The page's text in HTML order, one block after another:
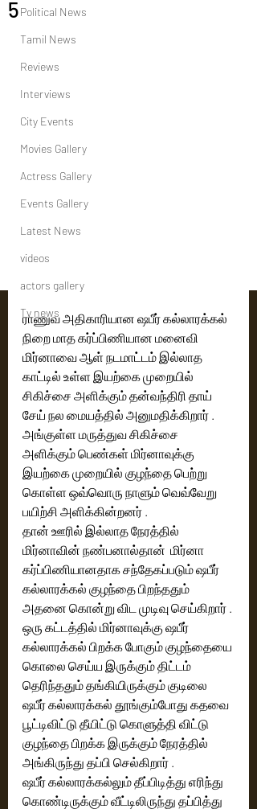
Political News
Tamil News
Reviews
Interviews
City Events
Movies Gallery
Actress Gallery
Events Gallery
Latest News
videos
actors gallery
Tv news
5
ராணுவ அதிகாரியான ஷபீர் கல்லாரக்கல்
நிறை மாத கர்ப்பிணியான மனைவி
மிர்னாவை ஆள் நடமாட்டம் இல்லாத
காட்டில் உள்ள இயற்கை முறையில்
சிகிச்சை அளிக்கும் தன்வந்திரி தாய்
சேய் நல மையத்தில் அனுமதிக்கிறார் .
அங்குள்ள மருத்துவ சிகிச்சை
அளிக்கும் பெண்கள் மிர்னாவுக்கு
இயற்கை முறையில் குழந்தை பெற்று
கொள்ள ஒவ்வொரு நாளும் வெவ்வேறு
பயிற்சி அளிக்கின்றனர் .
தான் ஊரில் இல்லாத நேரத்தில்
மிர்னாவின் நண்பனால்தான்  மிர்னா
கர்ப்பிணியானதாக சந்தேகப்படும் ஷபீர்
கல்லாரக்கல் குழந்தை பிறந்ததும்
அதனை கொன்று விட முடிவு செய்கிறார் .
ஒரு கட்டத்தில் மிர்னாவுக்கு ஷபீர்
கல்லாரக்கல் பிறக்க போகும் குழந்தையை
கொலை செய்ய இருக்கும் திட்டம்
தெரிந்ததும் தங்கியிருக்கும் குடிலை
ஷபீர் கல்லாரக்கல் தூங்கும்போது கதவை
பூட்டிவிட்டு தீயிட்டு கொளுத்தி விட்டு
குழந்தை பிறக்க இருக்கும் நேரத்தில்
அங்கிருந்து தப்பி செல்கிறார் .
ஷபீர் கல்லாரக்கல்லும் தீப்பிடித்து எரிந்து
கொண்டிருக்கும் வீட்டிலிருந்து தப்பித்து